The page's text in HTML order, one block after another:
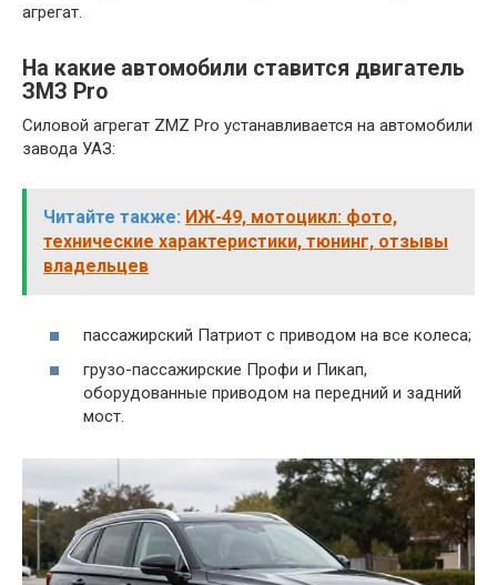
агрегат.
На какие автомобили ставится двигатель
ЗМЗ Pro
Силовой агрегат ZMZ Pro устанавливается на автомобили
завода УАЗ:
Читайте также: ИЖ-49, мотоцикл: фото,
технические характеристики, тюнинг, отзывы
владельцев
пассажирский Патриот с приводом на все колеса;
грузо-пассажирские Профи и Пикап,
оборудованные приводом на передний и задний
мост.